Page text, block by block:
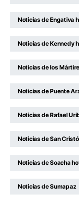
Noticias de Engativa
Noticias de Kennedy
Noticias de los
Noticias de Puente
Noticias de Rafael
Noticias de San
Noticias de Soacha
Noticias de Sumapaz